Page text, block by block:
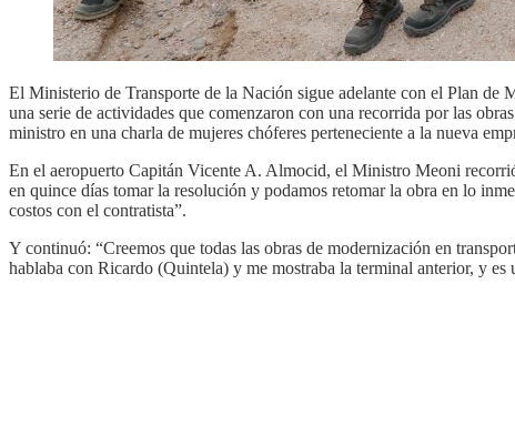
El Ministerio de Transporte de la Nación sigue adelante con el Plan de
una serie de actividades que comenzaron con una recorrida por las
ministro en una charla de mujeres chóferes perteneciente a la nueva
En el aeropuerto Capitán Vicente A. Almocid, el Ministro Meoni
en quince días tomar la resolución y podamos retomar la obra en lo
costos con el contratista”.
Y continuó: “Creemos que todas las obras de modernización en
hablaba con Ricardo (Quintela) y me mostraba la terminal anterior, y